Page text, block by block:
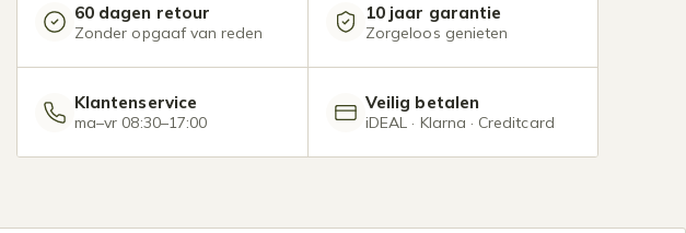
60 dagen retour
Zonder opgaaf van reden
10 jaar garantie
Zorgeloos genieten
Klantenservice
ma–vr 08:30–17:00
Veilig betalen
iDEAL · Klarna · Creditcard